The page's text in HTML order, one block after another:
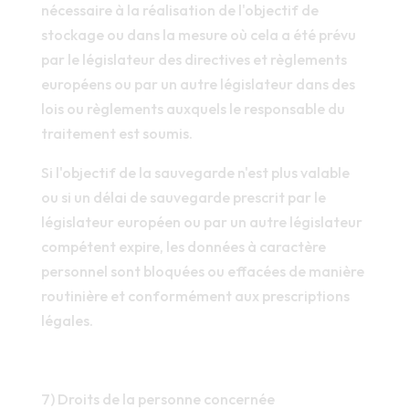
nécessaire à la réalisation de l'objectif de
stockage ou dans la mesure où cela a été prévu
par le législateur des directives et règlements
européens ou par un autre législateur dans des
lois ou règlements auxquels le responsable du
traitement est soumis.
Si l'objectif de la sauvegarde n'est plus valable
ou si un délai de sauvegarde prescrit par le
législateur européen ou par un autre législateur
compétent expire, les données à caractère
personnel sont bloquées ou effacées de manière
routinière et conformément aux prescriptions
légales.
7) Droits de la personne concernée